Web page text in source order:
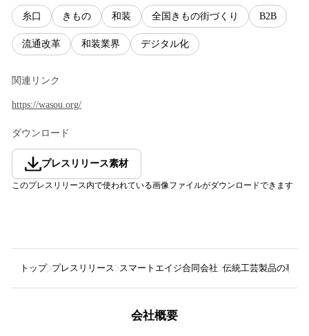
糸口 きもの 和装 全国きもの街づくり B2B
流通改革 和装業界 デジタル化
関連リンク
https://wasou.org/
ダウンロード
プレスリリース素材
このプレスリリース内で使われている画像ファイルがダウンロードできます
トップ プレスリリース スマートエイジ合同会社 伝統工芸製品の事業
会社概要